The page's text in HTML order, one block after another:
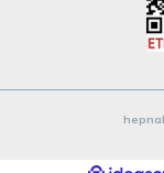
hizmetinizdedir. İletişim
hattımızdan anında
ve güvenilir alışveriş